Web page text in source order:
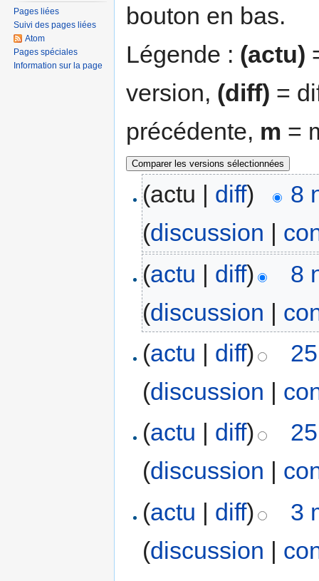
bouton en bas.
Légende : (actu)
version, (diff) =
précédente, m =
(actu | diff)
8
(discussion |
(actu | diff)
8
(discussion |
(actu | diff)
(discussion |
(actu | diff)
(discussion |
(actu | diff)
3
(discussion |
Pages liées
Suivi des pages liées
Atom
Pages spéciales
Information sur la page